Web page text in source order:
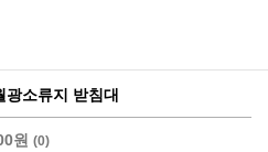
광소류지 받침대
원 (0)